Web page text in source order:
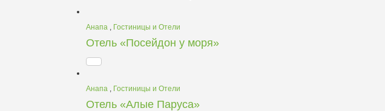
Анапа , Гостиницы и Отели
Отель «Посейдон у моря»
Анапа , Гостиницы и Отели
Отель «Алые Паруса»